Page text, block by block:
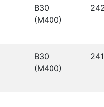
В30
(М400)
В30
(М400)